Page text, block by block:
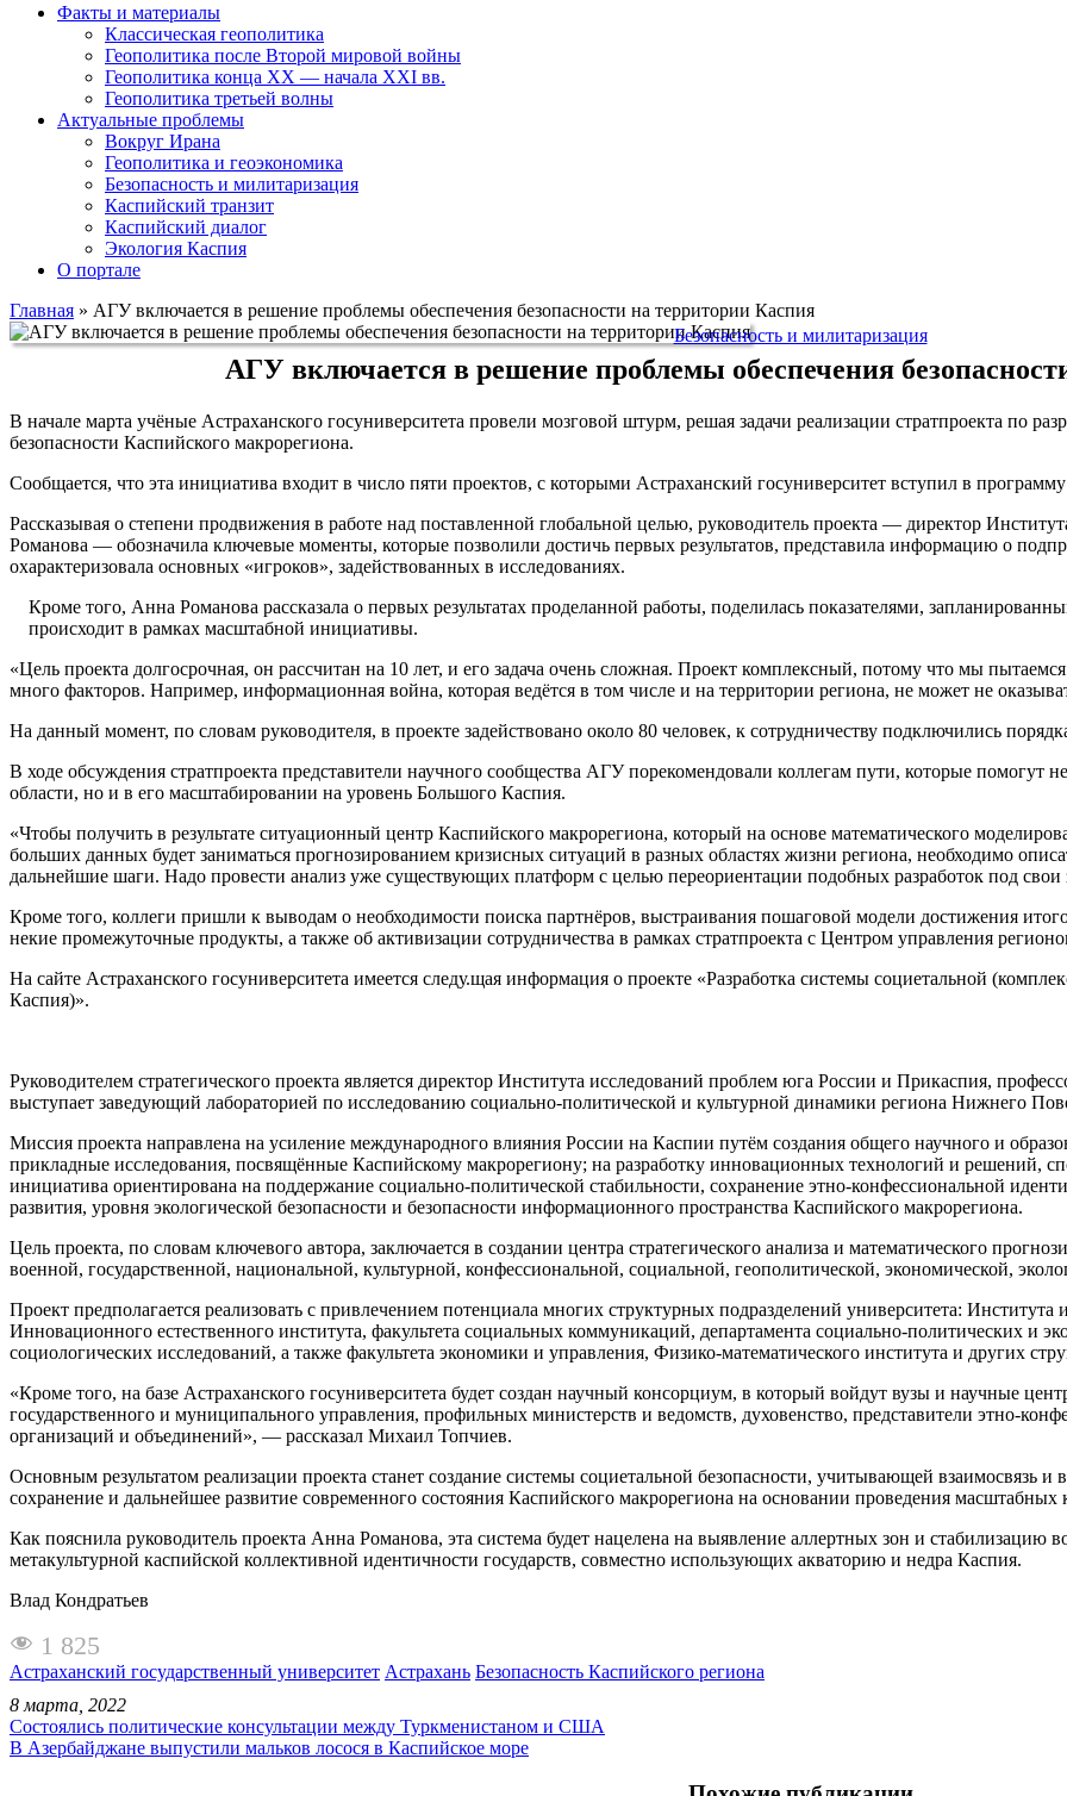
Факты и материалы
Классическая геополитика
Геополитика после Второй мировой войны
Геополитика конца XX — начала XXI вв.
Геополитика третьей волны
Актуальные проблемы
Вокруг Ирана
Геополитика и геоэкономика
Безопасность и милитаризация
Каспийский транзит
Каспийский диалог
Экология Каспия
О портале
Главная » АГУ включается в решение проблемы обеспечения безопасности на территории Каспия
Безопасность и милитаризация
АГУ включается в решение проблемы обеспечения
В начале марта учёные Астраханского госуниверситета провели мозговой штурм, решая задачи реализации стратпроекта по
безопасности Каспийского макрорегиона.
Сообщается, что эта инициатива входит в число пяти проектов, с которыми Астраханский госуниверситет вступил в
Рассказывая о степени продвижения в работе над поставленной глобальной целью, руководитель проекта — директор
Романова — обозначила ключевые моменты, которые позволили достичь первых результатов, представила информацию о
охарактеризовала основных «игроков», задействованных в исследованиях.
Кроме того, Анна Романова рассказала о первых результатах проделанной работы, поделилась показателями,
происходит в рамках масштабной инициативы.
«Цель проекта долгосрочная, он рассчитан на 10 лет, и его задача очень сложная. Проект комплексный, потому что мы
много факторов. Например, информационная война, которая ведётся в том числе и на территории региона, не может не
На данный момент, по словам руководителя, в проекте задействовано около 80 человек, к сотрудничеству подключились
В ходе обсуждения стратпроекта представители научного сообщества АГУ порекомендовали коллегам пути, которые помогут
области, но и в его масштабировании на уровень Большого Каспия.
«Чтобы получить в результате ситуационный центр Каспийского макрорегиона, который на основе математического
больших данных будет заниматься прогнозированием кризисных ситуаций в разных областях жизни региона, необходимо
дальнейшие шаги. Надо провести анализ уже существующих платформ с целью переориентации подобных разработок под
Кроме того, коллеги пришли к выводам о необходимости поиска партнёров, выстраивания пошаговой модели достижения
некие промежуточные продукты, а также об активизации сотрудничества в рамках стратпроекта с Центром управления
На сайте Астраханского госуниверситета имеется следу.щая информация о проекте «Разработка системы социетальной
Каспия)».
Руководителем стратегического проекта является директор Института исследований проблем юга России и Прикаспия,
выступает заведующий лабораторией по исследованию социально-политической и культурной динамики региона Нижнего
Миссия проекта направлена на усиление международного влияния России на Каспии путём создания общего научного и
прикладные исследования, посвящённые Каспийскому макрорегиону; на разработку инновационных технологий и решений,
инициатива ориентирована на поддержание социально-политической стабильности, сохранение этно-конфессиональной
развития, уровня экологической безопасности и безопасности информационного пространства Каспийского макрорегиона.
Цель проекта, по словам ключевого автора, заключается в создании центра стратегического анализа и математического
военной, государственной, национальной, культурной, конфессиональной, социальной, геополитической, экономической,
Проект предполагается реализовать с привлечением потенциала многих структурных подразделений университета:
Инновационного естественного института, факультета социальных коммуникаций, департамента социально-политических и
социологических исследований, а также факультета экономики и управления, Физико-математического института и других
«Кроме того, на базе Астраханского госуниверситета будет создан научный консорциум, в который войдут вузы и научные
государственного и муниципального управления, профильных министерств и ведомств, духовенство, представители этно-
организаций и объединений», — рассказал Михаил Топчиев.
Основным результатом реализации проекта станет создание системы социетальной безопасности, учитывающей взаимосвязь
сохранение и дальнейшее развитие современного состояния Каспийского макрорегиона на основании проведения
Как пояснила руководитель проекта Анна Романова, эта система будет нацелена на выявление аллертных зон и
метакультурной каспийской коллективной идентичности государств, совместно использующих акваторию и недра Каспия.
Влад Кондратьев
1 825
Астраханский государственный университет Астрахань Безопасность Каспийского региона
8 марта, 2022
Состоялись политические консультации между Туркменистаном и США
В Азербайджане выпустили мальков лосося в Каспийское море